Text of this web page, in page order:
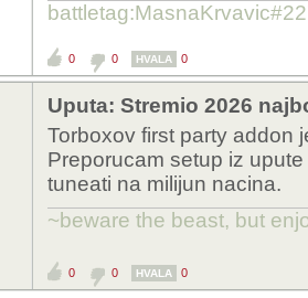
Koristim direktan
namjestio addon, riječ
izašla pa možda zato,
kada sam doma
0 0 HVALA 0
Uputa: Stremio 2026
Torboxov first party addon
Preporucam setup iz
tuneati na milijun nacina.
~beware the beast, but
0 0 HVALA 0